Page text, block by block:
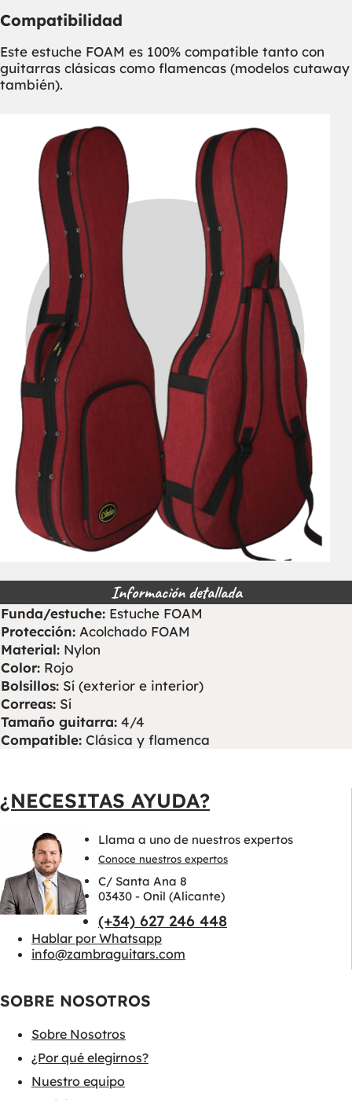
Compatibilidad
Este estuche FOAM es 100% compatible tanto con
guitarras clásicas como flamencas (modelos cutaway
también).
Información detallada
Funda/estuche: Estuche FOAM
Protección: Acolchado FOAM
Material: Nylon
Color: Rojo
Bolsillos: Sí (exterior e interior)
Correas: Sí
Tamaño guitarra: 4/4
Compatible: Clásica y flamenca
¿NECESITAS AYUDA?
Llama a uno de nuestros expertos
Conoce nuestros expertos
C/ Santa Ana 8
03430 - Onil (Alicante)
(+34) 627 246 448
Hablar por Whatsapp
info@zambraguitars.com
SOBRE NOSOTROS
Sobre Nosotros
¿Por qué elegirnos?
Nuestro equipo